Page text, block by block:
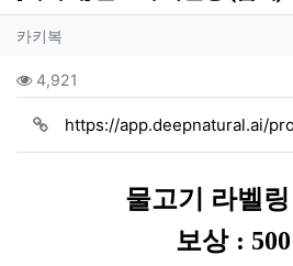
작성자 정보
작성자
카키복
컨텐츠 정보
조회4,921
https://app.deepnatural.ai/
물고기 라벨
보상 : 500